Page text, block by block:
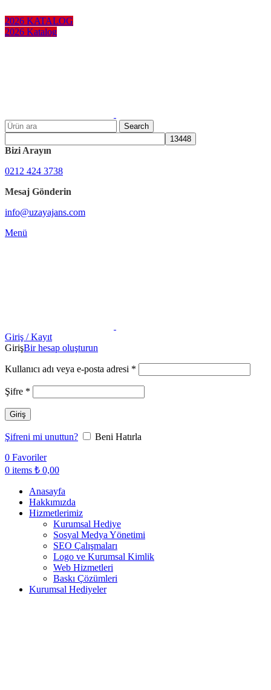
2026 KATALOG
2026 Katalog
Search
Bizi Arayın
0212 424 3738
Mesaj Gönderin
info@uzayajans.com
Menü
Giriş / Kayıt
GirişBir hesap oluşturun
Kullanıcı adı veya e-posta adresi *
Şifre *
Giriş
Şifreni mi unuttun?
Beni Hatırla
0 Favoriler
0 items ₺ 0,00
Anasayfa
Hakkımızda
Hizmetlerimiz
Kurumsal Hediye
Sosyal Medya Yönetimi
SEO Çalışmaları
Logo ve Kurumsal Kimlik
Web Hizmetleri
Baskı Çözümleri
Kurumsal Hediyeler